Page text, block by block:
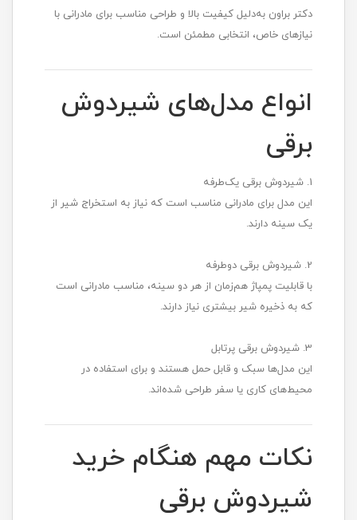
دکتر براون به‌دلیل کیفیت بالا و طراحی مناسب برای مادرانی با
نیازهای خاص، انتخابی مطمئن است.
انواع مدل‌های شیردوش
برقی
1. شیردوش برقی یک‌طرفه
این مدل برای مادرانی مناسب است که نیاز به استخراج شیر از
یک سینه دارند.
2. شیردوش برقی دوطرفه
با قابلیت پمپاژ هم‌زمان از هر دو سینه، مناسب مادرانی است
که به ذخیره شیر بیشتری نیاز دارند.
3. شیردوش برقی پرتابل
این مدل‌ها سبک و قابل حمل هستند و برای استفاده در
محیط‌های کاری یا سفر طراحی شده‌اند.
نکات مهم هنگام خرید
شیردوش برقی